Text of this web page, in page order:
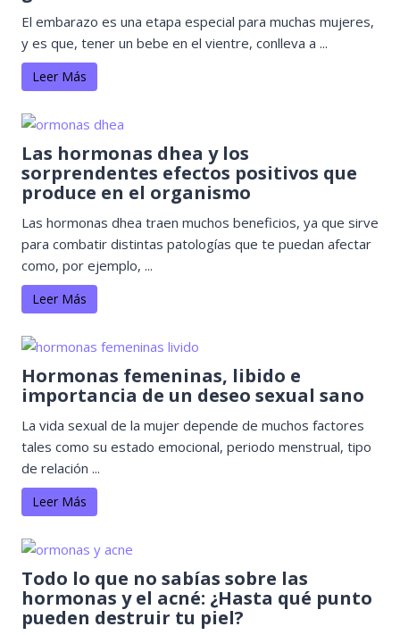
El embarazo es una etapa especial para muchas mujeres,
y es que, tener un bebe en el vientre, conlleva a ...
Leer Más
Las hormonas dhea y los
sorprendentes efectos positivos que
produce en el organismo
Las hormonas dhea traen muchos beneficios, ya que sirve
para combatir distintas patologías que te puedan afectar
como, por ejemplo, ...
Leer Más
Hormonas femeninas, libido e
importancia de un deseo sexual sano
La vida sexual de la mujer depende de muchos factores
tales como su estado emocional, periodo menstrual, tipo
de relación ...
Leer Más
Todo lo que no sabías sobre las
hormonas y el acné: ¿Hasta qué punto
pueden destruir tu piel?